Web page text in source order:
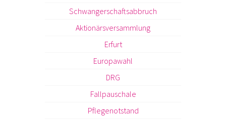
Schwangerschaftsabbruch
Aktionärsversammlung
Erfurt
Europawahl
DRG
Fallpauschale
Pflegenotstand